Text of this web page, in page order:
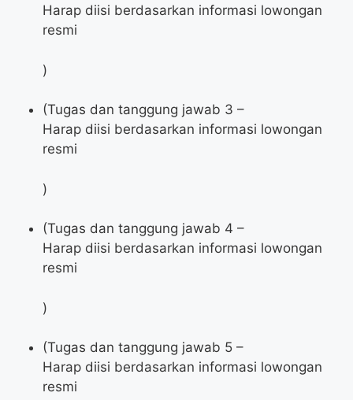
Harap diisi berdasarkan informasi lowongan
resmi
)
(Tugas dan tanggung jawab 3 –
Harap diisi berdasarkan informasi lowongan
resmi
)
(Tugas dan tanggung jawab 4 –
Harap diisi berdasarkan informasi lowongan
resmi
)
(Tugas dan tanggung jawab 5 –
Harap diisi berdasarkan informasi lowongan
resmi